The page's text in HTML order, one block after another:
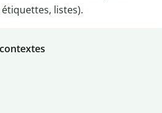
listes).